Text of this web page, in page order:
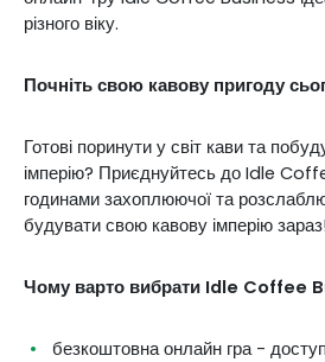
різного віку.
Почніть свою кавову пригоду
Готові поринути у світ кави та
імперію? Приєднуйтесь до Idle
годинами захоплюючої та
будувати свою кавову імперію зараз!
Чому варто вибрати Idle Coffee
безкоштовна онлайн гра -